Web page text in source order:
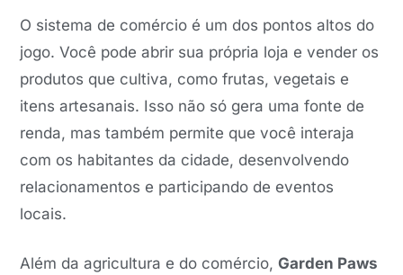
O sistema de comércio é um dos pontos altos do
jogo. Você pode abrir sua própria loja e vender os
produtos que cultiva, como frutas, vegetais e
itens artesanais. Isso não só gera uma fonte de
renda, mas também permite que você interaja
com os habitantes da cidade, desenvolvendo
relacionamentos e participando de eventos
locais.
Além da agricultura e do comércio,Garden Paws